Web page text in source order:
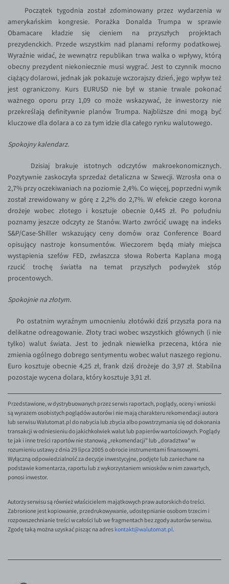
Inne pary walutowe
AUD/PLN
BGN/PLN
CAD/PLN
CNY/PLN
HKD/PLN
HUF/PLN
ILS/PLN
JPY/PLN
RON/PLN
SGD/PLN
TRY/PLN
ZAR/PLN
EUR/USD
EUR/GBP
EUR/CHF
EUR/NOK
EUR/SEK
EUR/AUD
EUR/BGN
EUR/CAD
EUR/CNY
EUR/HKD
EUR/HUF
EUR/ILS
EUR/JPY
EUR/RON
EUR/SGD
Aplikacja mobilna
Bezpieczeństwo
Pomoc
Pomoc
FAQ
Konto i opłaty
Wymiana walut
Banki i przelewy
Przelewy zagraniczne
Poradnik
KONTAKT
Kontakt
Dla mediów
PL
Początek tygodnia został zdominowany przez wydarzenia w
amerykańskim kongresie. Porażka Donalda Trumpa w sprawie
Obamacare kładzie się cieniem na przyszłych projektach
prezydenckich. Przede wszystkim nad planami reformy podatkowej.
Wyraźnie widać, że wewnątrz republikan trwa walka o wpływy, którą
obecny prezydent niekoniecznie musi wygrać. Jest to czynnik mocno
ciążący dolarowi, jednak jak pokazuje wczorajszy dzień, jego wpływ też
jest ograniczony. Kurs EURUSD nie był w stanie trwale pokonać
ważnego oporu przy 1,09 co może wskazywać, że inwestorzy nie
przekreślają definitywnie planów Trumpa. Najbliższe dni mogą być
kluczowe dla dolara a co za tym idzie dla całego rynku walutowego.
Spokojny kalendarz.
Dzisiaj brakuje istotnych odczytów makroekonomicznych.
Pozytywnie zaskoczyła sprzedaż detaliczna w Szwecji. Wzrosła ona o
2,7% przy oczekiwaniach na poziomie 2,4%. Co więcej, poprzedni wynik
został zrewidowany w górę z 2,2% do 2,7%. W efekcie czego korona
drożeje wobec złotego i kosztuje obecnie 0,445 zł. Po południu
poznamy jeszcze odczyty ze Stanów. Warto zwrócić uwagę na indeks
S&P/Case-Shiller wskazujący ceny domów oraz Conference Board
opisujący nastroje konsumentów. Wieczorem będą miały miejsca
wystąpienia szefów FED, zwłaszcza słowa Roberta Kaplana mogą
rzucić trochę światła na temat przyszłych podwyżek stóp
procentowych.
Spokojnie na złotym.
Po ostatnim wyraźnym umocnieniu złotówki dziś przyszła pora na
delikatne odreagowanie. Złoty traci wobec wszystkich głównych (i nie
tylko) walut świata. Jest to jednak niewielka przecena, która nie
zmienia ogólnego dobrego sentymentu wobec walut naszego regionu.
Euro kosztuje obecnie 4,25 zł, frank dziś drożeje do 3,97 zł. Stabilna
pozostaje wycena dolara, który kosztuje 3,91 zł.
Przedstawione, w dystrybuowanych przez serwis raportach, poglądy, oceny i wnioski
są wyrazem osobistych poglądów autorów i nie mają charakteru rekomendacji autora
lub serwisu Walutomat.pl do nabycia lub zbycia albo powstrzymania się od dokonania
transakcji w odniesieniu do jakichkolwiek walut lub papierów wartościowych. Poglądy
te jak i inne treści raportów nie stanowią „rekomendacji" lub „doradztwa" w
rozumieniu ustawy z dnia 29 lipca 2005 o obrocie instrumentami finansowymi.
Wyłączną odpowiedzialność za decyzje inwestycyjne, podjęte lub zaniechane na
podstawie komentarza, raportu lub z wykorzystaniem wniosków w nim zawartych,
ponosi inwestor.
Autorzy serwisu są również właścicielem majątkowych praw autorskich do treści.
Zabronione jest kopiowanie, przedrukowywanie, udostępnianie osobom trzecim i
rozpowszechnianie treści w całości lub we fragmentach bez zgody autorów serwisu.
Zgodę taką można uzyskać pisząc na adres kontakt@walutomat.pl.